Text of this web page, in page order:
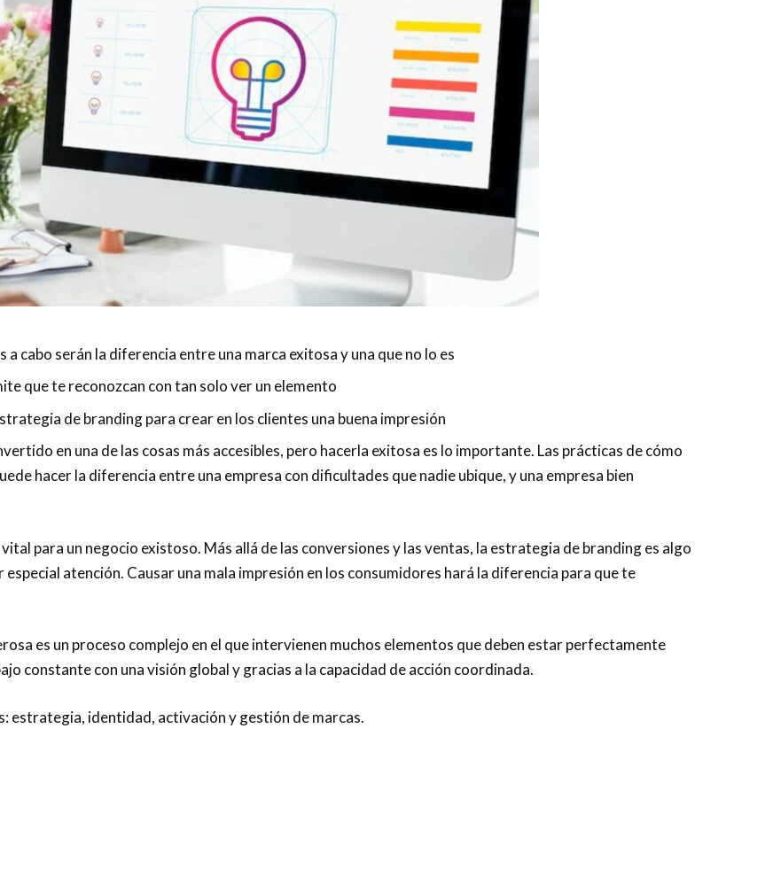
a cabo serán la diferencia entre una marca exitosa y una que no lo es
que te reconozcan con tan solo ver un elemento
de branding para crear en los clientes una buena impresión
en una de las cosas más accesibles, pero hacerla exitosa es lo importante. Las prácticas de cómo
hacer la diferencia entre una empresa con dificultades que nadie ubique, y una empresa bien
para un negocio existoso. Más allá de las conversiones y las ventas, la estrategia de branding es algo
especial atención. Causar una mala impresión en los consumidores hará la diferencia para que te
es un proceso complejo en el que intervienen muchos elementos que deben estar perfectamente
constante con una visión global y gracias a la capacidad de acción coordinada.
estrategia, identidad, activación y gestión de marcas.